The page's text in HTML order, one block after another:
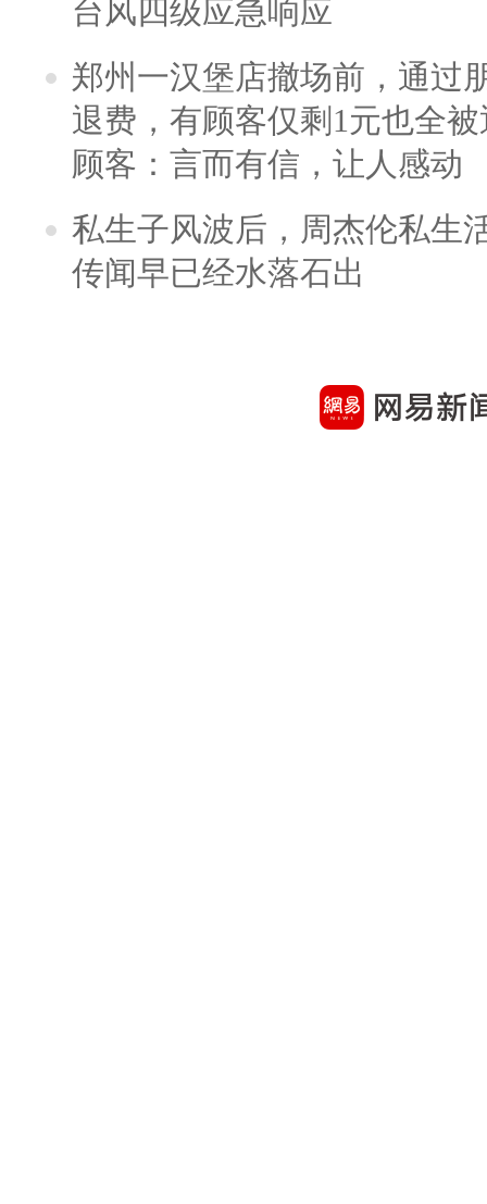
台风四级应急响应
郑州一汉堡店撤场前，通过
退费，有顾客仅剩1元也全
顾客：言而有信，让人感动
私生子风波后，周杰伦私生
传闻早已经水落石出